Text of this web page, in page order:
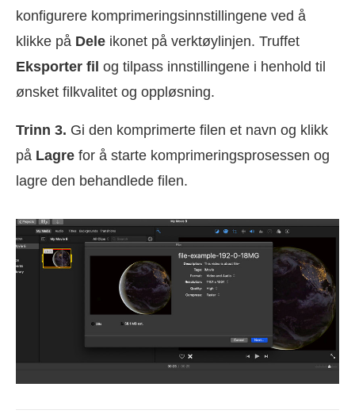
konfigurere komprimeringsinnstillingene ved å
klikke på Dele ikonet på verktøylinjen. Truffet
Eksporter fil og tilpass innstillingene i henhold til
ønsket filkvalitet og oppløsning.
Trinn 3. Gi den komprimerte filen et navn og klikk
på Lagre for å starte komprimeringsprosessen og
lagre den behandlede filen.